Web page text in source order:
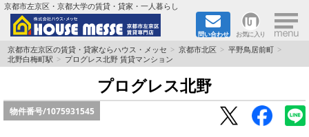
京都市左京区・京都大学の賃貸・貸家・一人暮らし
問い合わせ お気に入り ×
TOPページ
地域から検索
京都市左京区の賃貸・貸家ならハウス・メッセ 京都市北区
平野鳥居前町
北野白梅町駅
プログレス北野 賃貸マンション
プログレス北野
物件番号/1075931545